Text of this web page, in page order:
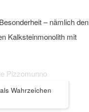
– nämlich den
Kalksteinmonolith mit
Wahrzeichen